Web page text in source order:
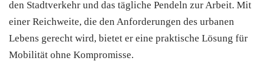
den Stadtverkehr und das tägliche Pendeln zur Arbeit. Mit
einer Reichweite, die den Anforderungen des urbanen
Lebens gerecht wird, bietet er eine praktische Lösung für
Mobilität ohne Kompromisse.